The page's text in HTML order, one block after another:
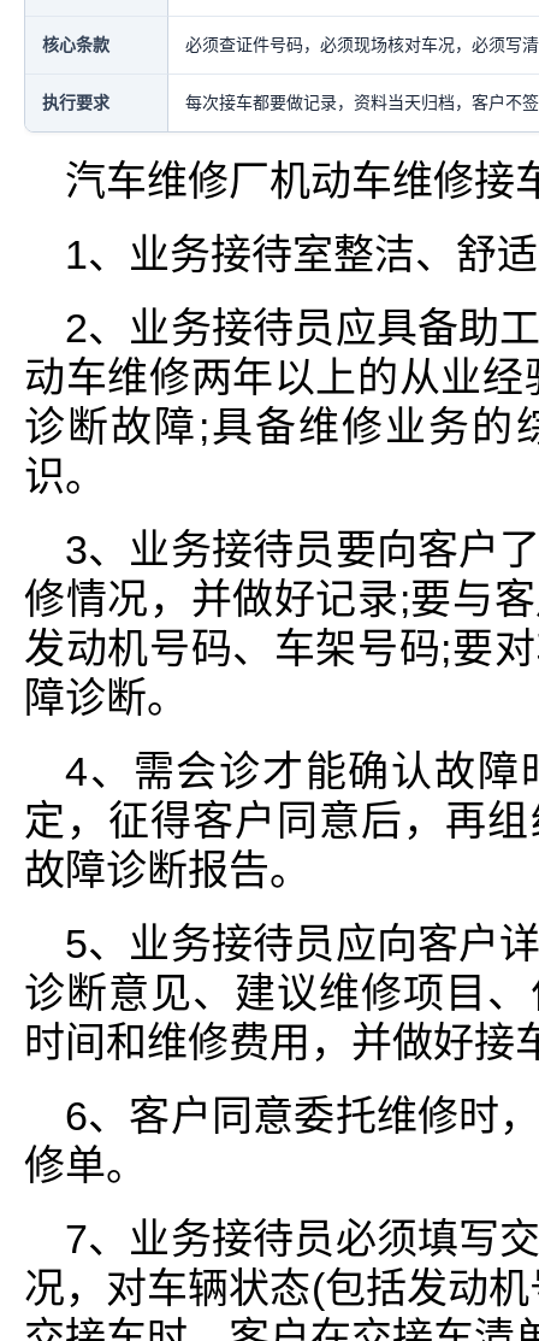
核心条款 必须查证件号码，必须现场核对车况，必须写
执行要求 每次接车都要做记录，资料当天归档，客户不
汽车维修厂机动车维修接
1、业务接待室整洁、舒
2、业务接待员应具备助
动车维修两年以上的从业
诊断故障;具备维修业务的
识。
3、业务接待员要向客户
修情况，并做好记录;要与
发动机号码、车架号码;要
障诊断。
4、需会诊才能确认故障
定，征得客户同意后，再
故障诊断报告。
5、业务接待员应向客户
诊断意见、建议维修项目
时间和维修费用，并做好接
6、客户同意委托维修时
修单。
7、业务接待员必须填写
况，对车辆状态(包括发动